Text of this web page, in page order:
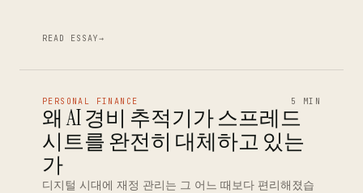
READ ESSAY→
PERSONAL FINANCE 5 MIN
왜 AI 경비 추적기가 스프레드
시트를 완전히 대체하고 있는
가
디지털 시대에 재정 관리는 그 어느 때보다 편리해졌습